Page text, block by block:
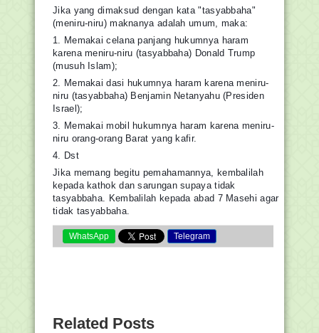
Jika yang dimaksud dengan kata "tasyabbaha"
(meniru-niru) maknanya adalah umum, maka:
1. Memakai celana panjang hukumnya haram
karena meniru-niru (tasyabbaha) Donald Trump
(musuh Islam);
2. Memakai dasi hukumnya haram karena meniru-
niru (tasyabbaha) Benjamin Netanyahu (Presiden
Israel);
3. Memakai mobil hukumnya haram karena meniru-
niru orang-orang Barat yang kafir.
4. Dst
Jika memang begitu pemahamannya, kembalilah
kepada kathok dan sarungan supaya tidak
tasyabbaha. Kembalilah kepada abad 7 Masehi agar
tidak tasyabbaha.
WhatsApp Telegram
Related Posts